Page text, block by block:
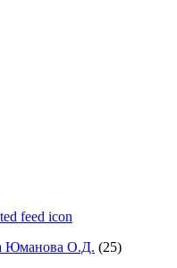
Юманова О.Д. (25)